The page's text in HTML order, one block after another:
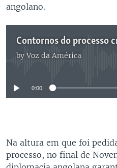
angolano.
byVoz da América
No media source
0:00
Na altura em que foi
processo, no final de